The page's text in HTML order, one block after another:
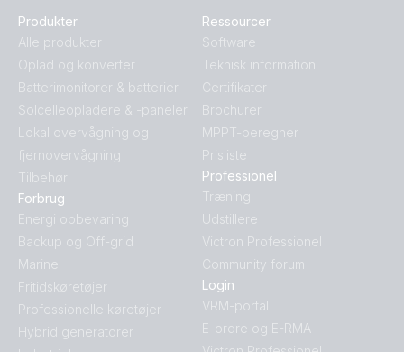
Produkter
Alle produkter
Oplad og konverter
Batterimonitorer & batterier
Solcelleopladere & -paneler
Lokal overvågning og
fjernovervågning
Tilbehør
Forbrug
Energi opbevaring
Backup og Off-grid
Marine
Fritidskøretøjer
Professionelle køretøjer
Hybrid generatorer
Ressourcer
Software
Teknisk information
Certifikater
Brochurer
MPPT-beregner
Prisliste
Professionel
Træning
Udstillere
Victron Professionel
Community forum
Login
VRM-portal
E-ordre og E-RMA